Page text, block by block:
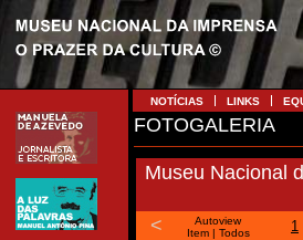
NOTÍCIAS LINKS
FOTOGALERIA
Museu Nacional
<
Autoview
Item| Todos 1